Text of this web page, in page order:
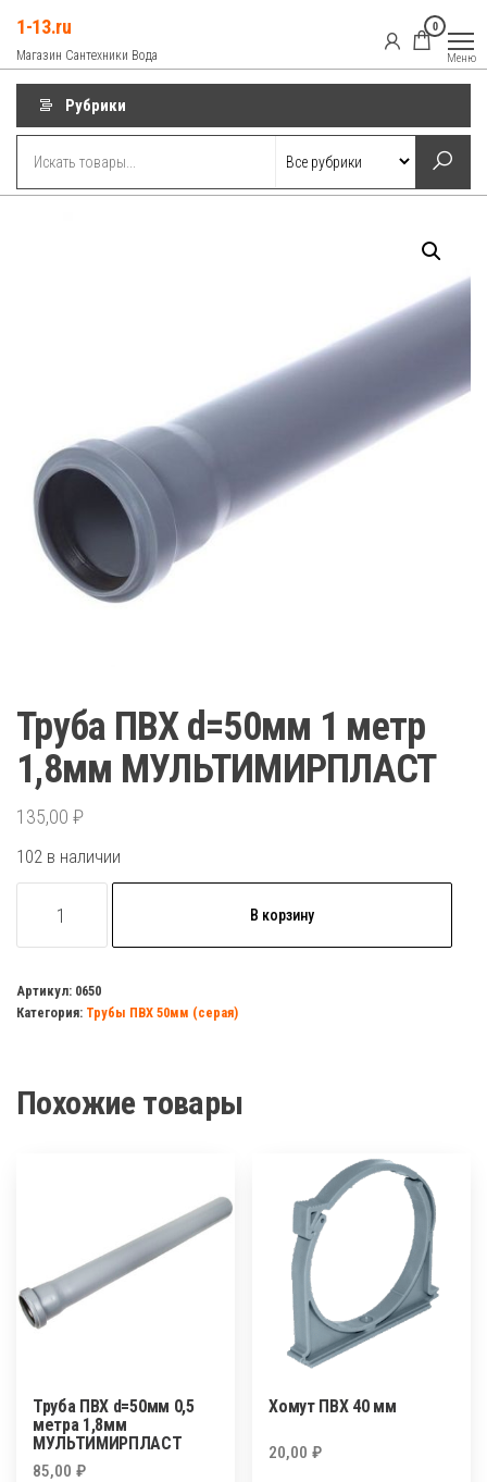
содержимому
1-13.ru
Магазин Сантехники Вода
0
Меню
Рубрики
Труба ПВХ d=50мм 1 метр
1,8мм МУЛЬТИМИРПЛАСТ
135,00 ₽
102 в наличии
товара
ПВХ
d=50мм
1,8мм
В корзину
Артикул: 0650
Категория: Трубы ПВХ 50мм (серая)
Похожие товары
Труба ПВХ d=50мм 0,5
метра 1,8мм
МУЛЬТИМИРПЛАСТ
85,00 ₽
Хомут ПВХ 40 мм
20,00₽